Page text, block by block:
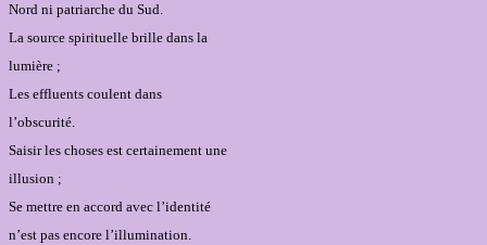
Nord ni patriarche du Sud.
La source spirituelle brille dans la
lumière ;
Les effluents coulent dans
l’obscurité.
Saisir les choses est certainement une
illusion ;
Se mettre en accord avec l’identité
n’est pas encore l’illumination.